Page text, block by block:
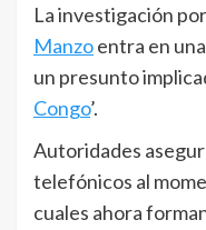
La investigación
Manzoentra en
un presunto
Congo’.
Autoridades
telefónicos al
cuales ahora